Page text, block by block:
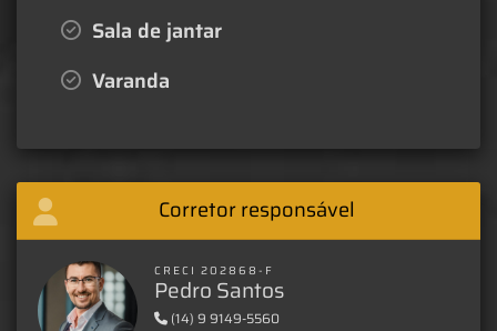
Sala de jantar
Varanda
Corretor responsável
CRECI 202868-F
Pedro Santos
(14) 9 9149-5560